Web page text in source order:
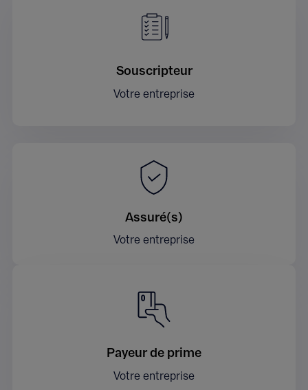
Souscripteur
Votre entreprise
Assuré(s)
Votre entreprise
Payeur de prime
Votre entreprise